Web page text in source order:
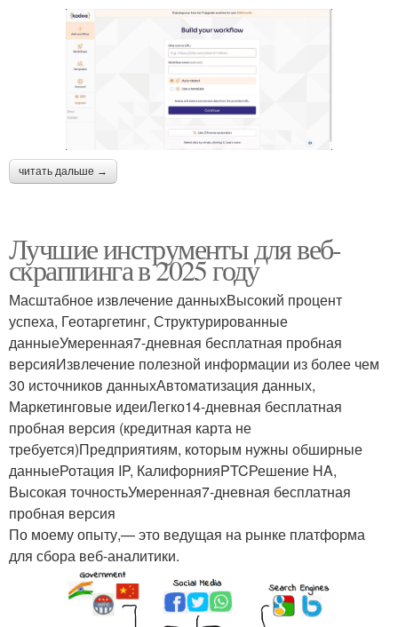
читать дальше →
Лучшие инструменты для веб-
скраппинга в 2025 году
Масштабное извлечение данныхВысокий процент
успеха, Геотаргетинг, Структурированные
данныеУмеренная7-дневная бесплатная пробная
версияИзвлечение полезной информации из более чем
30 источников данныхАвтоматизация данных,
Маркетинговые идеиЛегко14-дневная бесплатная
пробная версия (кредитная карта не
требуется)Предприятиям, которым нужны обширные
данныеРотация IP, КалифорнияPTCРешение HA,
Высокая точностьУмеренная7-дневная бесплатная
пробная версия
По моему опыту,— это ведущая на рынке платформа
для сбора веб-аналитики.